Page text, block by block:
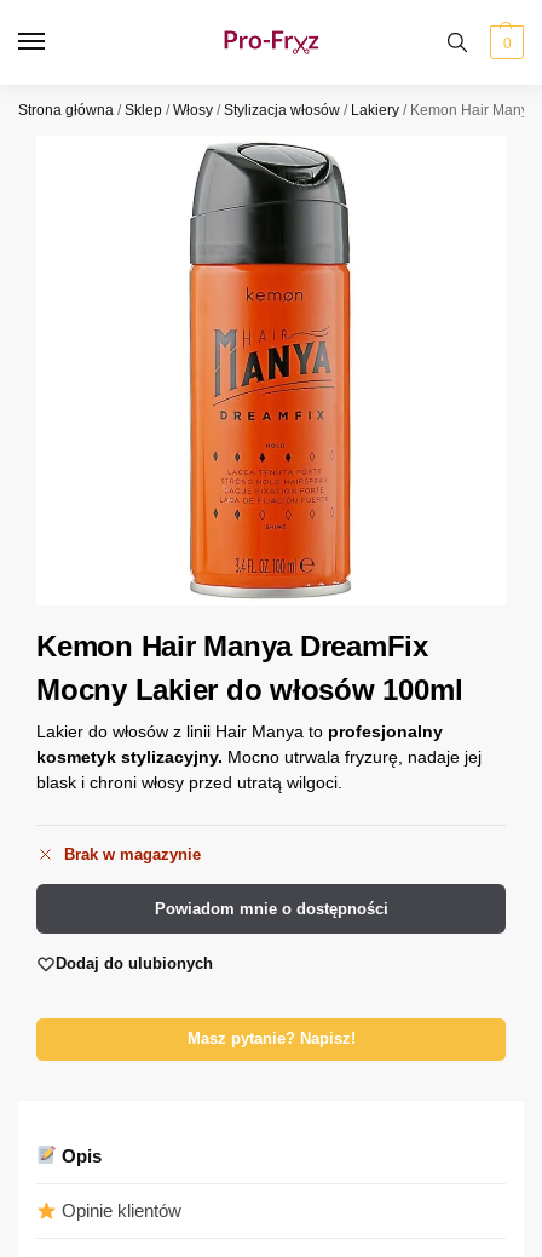
0
Strona główna /Sklep /Włosy /Stylizacja włosów / Lakiery / Kemon Hair
Kemon Hair Manya DreamFix
Mocny Lakier do włosów 100ml
Lakier do włosów z linii Hair Manya to profesjonalny
kosmetyk stylizacyjny. Mocno utrwala fryzurę, nadaje jej
blask i chroni włosy przed utratą wilgoci.
Brak w magazynie
Powiadom mnie o dostępności
Dodaj do ulubionych
Masz pytanie? Napisz!
Opis
Opinie klientów